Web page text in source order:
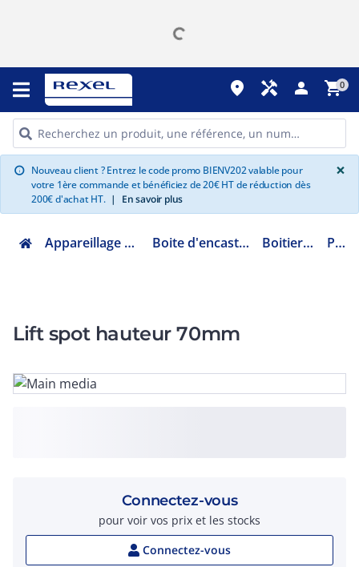
place handyman person shopping_cart0
info Nouveau client ? Entrez le code promo BIENV202 valable pour
votre 1ère commande et bénéficiez de 20€ HT de réduction dès
200€ d'achat HT. | En savoir plus
×
Appareillage et contrôle du bâtiment Boite d'encastrement et de dérivation Boitier luminaire DCL P11000
Lift spot hauteur 70mm
Connectez-vous
pour voir vos prix et les stocks
Connectez-vous